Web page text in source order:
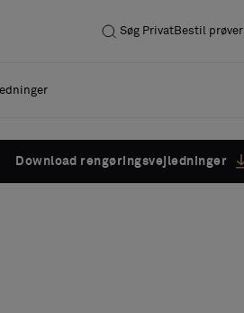
Søg PrivatBestil prøver
Download rengøringsvejledninger